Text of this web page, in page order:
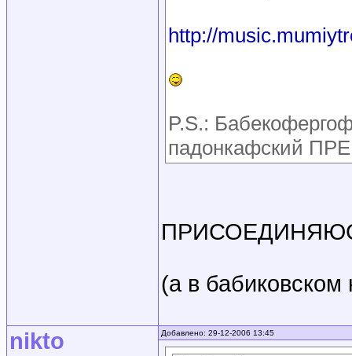
http://
P.S.:
падонкафский
(а в бабиковском
nikto Добавлено: 29-12-2006 13:45